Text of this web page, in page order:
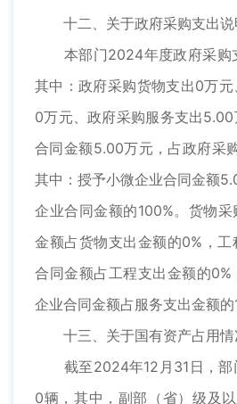
十二、关于政府采购支出说
本部门2024年度政府采购
其中：政府采购货物支出0万
0万元、政府采购服务支出
合同金额5.00万元，占政府采
其中：授予小微企业合同金额
企业合同金额的100%。货物
金额占货物支出金额的0%，
合同金额占工程支出金额的
企业合同金额占服务支出金额的
十三、关于国有资产占用情
截至2024年12月31日，部
0辆，其中，副部（省）级及